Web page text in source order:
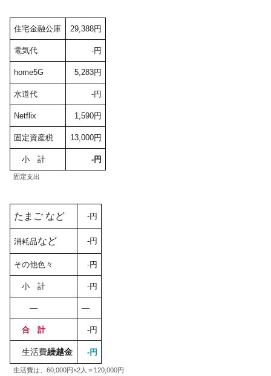
住宅金融公庫 29,388円
電気代 -円
home5G 5,283円
水道代 -円
Netflix 1,590円
固定資産税 13,000円
小 計 -円
固定支出
たまご など -円
消耗品など -円
その他色々 -円
小 計 -円
— —
合 計 -円
生活費繰越金 -円
生活費は、60,000円×2人＝120,000円